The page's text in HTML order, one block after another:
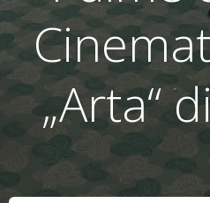
„Arta“